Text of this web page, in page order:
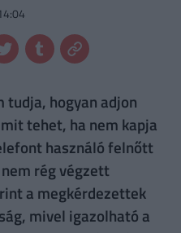
tudja, hogyan adjon
tehet, ha nem kapja
használó felnőtt
rég végzett
a megkérdezettek
mivel igazolható a